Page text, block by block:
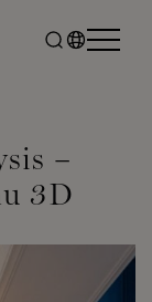
–
3D